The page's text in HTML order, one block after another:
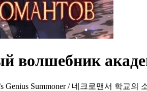
волшебник
Genius Summoner / 네크로맨서 학교의